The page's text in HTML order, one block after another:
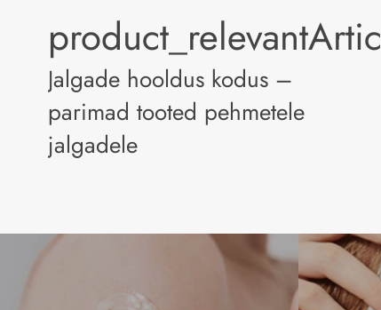
Jalgade hooldus kodus –
parimad tooted pehmetele
jalgadele